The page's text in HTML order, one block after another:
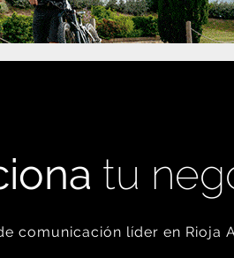
tu
comunicación líder en Rioja